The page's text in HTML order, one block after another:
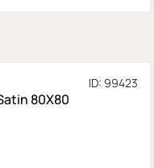
ID: 99423
80X80